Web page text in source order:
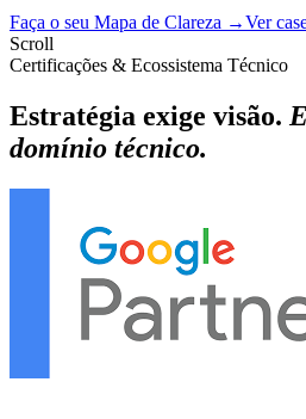
Faça o seu Mapa de Clareza →Ver
Scroll
Certificações & Ecossistema Técnico
Estratégia exige visão.
domínio técnico.